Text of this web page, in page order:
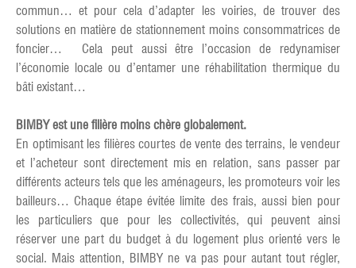
commun… et pour cela d’adapter les voiries, de trouver des
solutions en matière de stationnement moins consommatrices de
foncier… Cela peut aussi être l’occasion de redynamiser
l’économie locale ou d’entamer une réhabilitation thermique du
bâti existant…
BIMBY est une filière moins chère globalement.
En optimisant les filières courtes de vente des terrains, le vendeur
et l’acheteur sont directement mis en relation, sans passer par
différents acteurs tels que les aménageurs, les promoteurs voir les
bailleurs… Chaque étape évitée limite des frais, aussi bien pour
les particuliers que pour les collectivités, qui peuvent ainsi
réserver une part du budget à du logement plus orienté vers le
social. Mais attention, BIMBY ne va pas pour autant tout régler,